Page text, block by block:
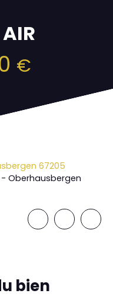
€
67205
Oberhausbergen
bien